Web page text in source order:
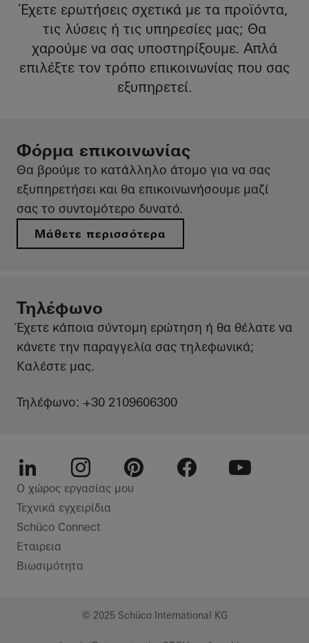
Έχετε ερωτήσεις σχετικά με τα προϊόντα,
τις λύσεις ή τις υπηρεσίες μας; Θα
χαρούμε να σας υποστηρίξουμε. Απλά
επιλέξτε τον τρόπο επικοινωνίας που σας
εξυπηρετεί.
Φόρμα επικοινωνίας
Θα βρούμε το κατάλληλο άτομο για να σας
εξυπηρετήσει και θα επικοινωνήσουμε μαζί
σας το συντομότερο δυνατό.
Μάθετε περισσότερα
Τηλέφωνο
Έχετε κάποια σύντομη ερώτηση ή θα θέλατε να
κάνετε την παραγγελία σας τηλεφωνικά;
Καλέστε μας.
Τηλέφωνο: +30 2109606300
Linkedin InstagramPinterest
Ο χώρος εργασίας μου
Τεχνικά εγχειρίδια
Schüco Connect
Εταιρεια
Βιωσιμότητα
© 2025 Schüco International KG